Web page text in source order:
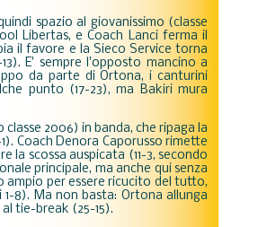
spazio al giovanissimo (classe
Libertas, e Coach Lanci ferma il
il favore e la Sieco Service torna
E' sempre l'opposto mancino a
da parte di Ortona, i canturini
punto (17-23), ma Bakiri mura
2006) in banda, che ripaga la
Coach Denora Caporusso rimette
la scossa auspicata (11-3, secondo
principale, ma anche qui senza
ampio per essere ricucito del tutto,
8). Ma non basta: Ortona allunga
tie-break (25-15).